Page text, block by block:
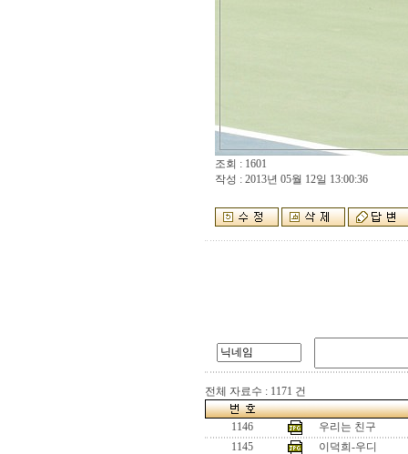
조회 : 1601
작성 : 2013년 05월 12일 13:00:36
전체 자료수 : 1171 건
1146
우리는 친구
1145
이덕희-우디